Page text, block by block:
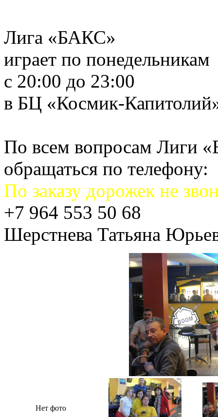
Лига «БАКС»
играет по понедельникам
с 20:00 до 23:00
в БЦ «Космик-
По всем вопросам Лиги
обращаться по телефону:
По заказу дорожек не
+7 964 553 50 68
Шерстнева Татьяна
Нет фото